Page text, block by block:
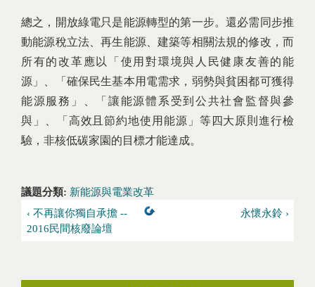
總之，開放綠電只是能源轉型的第一步。還必需同步推
動能源稅立法、再生能源、建築等相關法規的修改，而
所有的改革應以「使用對環境與人民健康友善的能
源」、「確保民生基本用電需求，弱勢與貧困都可獲得
能源服務」、「讓能源體系受到公共社會監督與參
與」、「高效且節約地使用能源」等四大原則進行檢
驗，非核低碳家園的目標才能達成。
議題分類: 新能源與電業改革
‹ 不再讓你獨自承擔 --
2016民間核廢論壇
永懷永鈴 ›